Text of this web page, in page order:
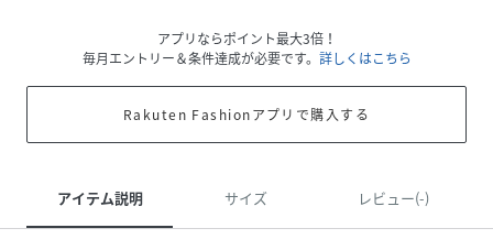
アプリならポイント最大3倍！
毎月エントリー＆条件達成が必要です。 詳しくはこちら
Rakuten Fashionアプリで購入する
アイテム説明 サイズ レビュー(-)